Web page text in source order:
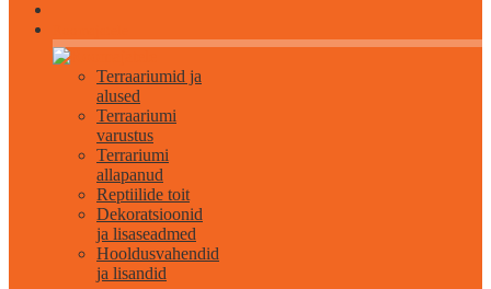
Terraariumid ja
alused
Terraariumi
varustus
Terrariumi
allapanud
Reptiilide toit
Dekoratsioonid
ja lisaseadmed
Hooldusvahendid
ja lisandid